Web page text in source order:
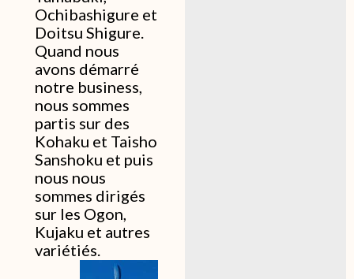
Ochibashigure et
Doitsu Shigure.
Quand nous
avons démarré
notre business,
nous sommes
partis sur des
Kohaku et Taisho
Sanshoku et puis
nous nous
sommes dirigés
sur les Ogon,
Kujaku et autres
variétiés.